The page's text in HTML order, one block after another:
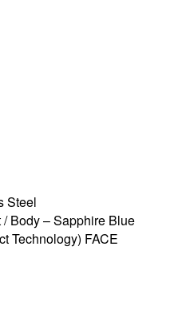
Steel
Body – Sapphire Blue
Technology) FACE